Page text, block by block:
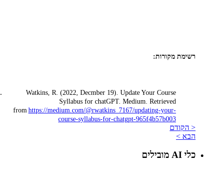
רשימת מקורות:
Watkins, R. (2022, Decmber 19). Update Your Course
Syllabus for chatGPT. Medium. Retrieved
from https://medium.com/@rwatkins_7167/updating-your-
course-syllabus-for-chatgpt-965f4b57b003
< הקודם
הבא >
כלי AI מובילים